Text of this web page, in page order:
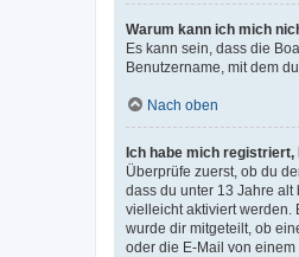
Warum kann ich mich
Es kann sein, dass die
Benutzername, mit dem
Nach oben
Ich habe mich registriert,
Überprüfe zuerst, ob du
dass du unter 13 Jahre
vielleicht aktiviert werden.
wurde dir mitgeteilt, ob
oder die E-Mail von